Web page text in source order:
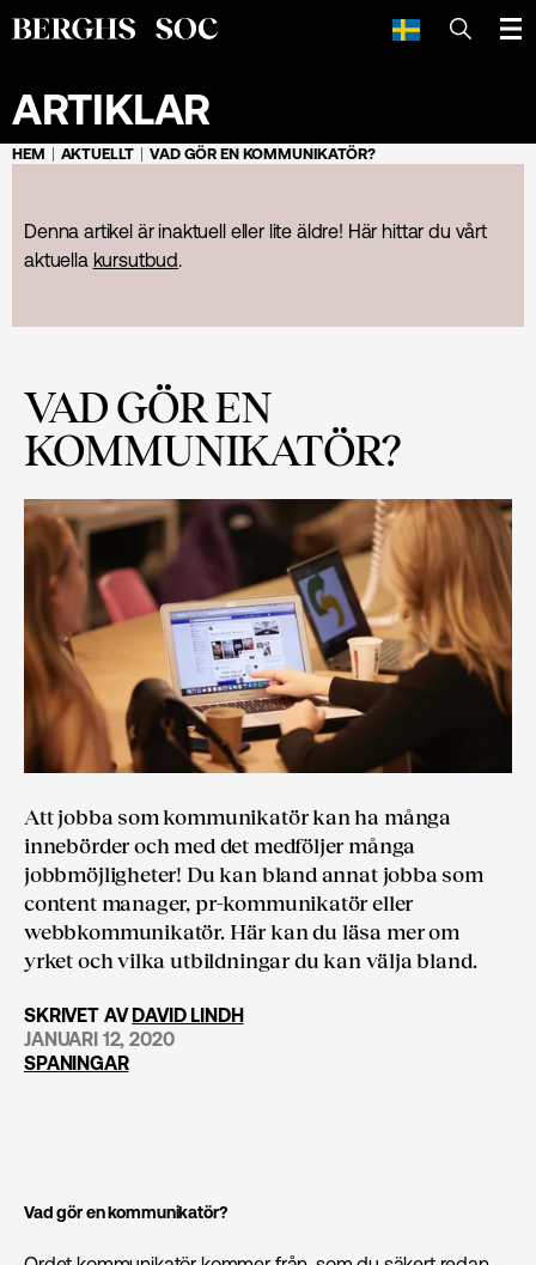
SÖK
ARTIKLAR
HEM AKTUELLT VAD GÖR EN KOMMUNIKATÖR?
Denna artikel är inaktuell eller lite äldre! Här hittar du vårt
aktuella kursutbud.
VAD GÖR EN
KOMMUNIKATÖR?
Att jobba som kommunikatör kan ha många
innebörder och med det medföljer många
jobbmöjligheter! Du kan bland annat jobba som
content manager, pr-kommunikatör eller
webbkommunikatör. Här kan du läsa mer om
yrket och vilka utbildningar du kan välja bland.
SKRIVET AVDAVID LINDH
JANUARI 12, 2020
SPANINGAR
Vad gör en kommunikatör?